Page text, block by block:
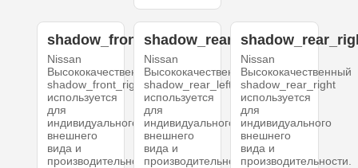
shadow_front_right
Nissan
Высококачественный
shadow_front_right
используется
для
индивидуального
внешнего
вида и
производительности.
shadow_rear_left
Nissan
Высококачественный
shadow_rear_left
используется
для
индивидуального
внешнего
вида и
производительности.
Nissan
Высококачественный
shadow_rear_right
используется
для
индивидуального
внешнего
вида и
производительности.